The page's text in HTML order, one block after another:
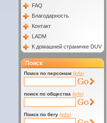
FAQ
Благодарность
Контакт
LADM
К домашней страничке DUV
Поиск
Поиск по персонам (info)
поиск по общества (info)
Поиск по бегу (info)